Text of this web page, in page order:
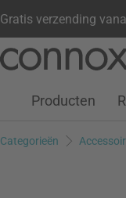
Gratis verzending
Klantenaccount
Verlanglijstje
Warenkorb
Producten
Categorieën